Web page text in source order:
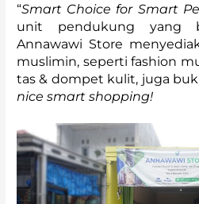
“Smart Choice for Smart
unit pendukung yang
Annawawi Store
muslimin, seperti fashion
tas & dompet kulit, juga
nice smart shopping!